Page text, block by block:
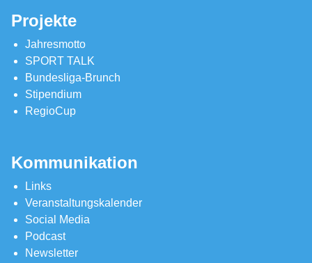
Projekte
Jahresmotto
SPORT TALK
Bundesliga-Brunch
Stipendium
RegioCup
Kommunikation
Links
Veranstaltungskalender
Social Media
Podcast
Newsletter